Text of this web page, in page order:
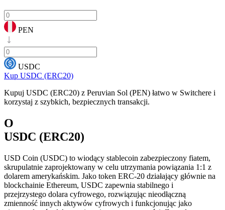
PEN
USDC
Kup USDC (ERC20)
Kupuj USDC (ERC20) z Peruvian Sol (PEN) łatwo w Switchere i
korzystaj z szybkich, bezpiecznych transakcji.
O
USDC (ERC20)
USD Coin (USDC) to wiodący stablecoin zabezpieczony fiatem,
skrupulatnie zaprojektowany w celu utrzymania powiązania 1:1 z
dolarem amerykańskim. Jako token ERC-20 działający głównie na
blockchainie Ethereum, USDC zapewnia stabilnego i
przejrzystego dolara cyfrowego, rozwiązując nieodłączną
zmienność innych aktywów cyfrowych i funkcjonując jako